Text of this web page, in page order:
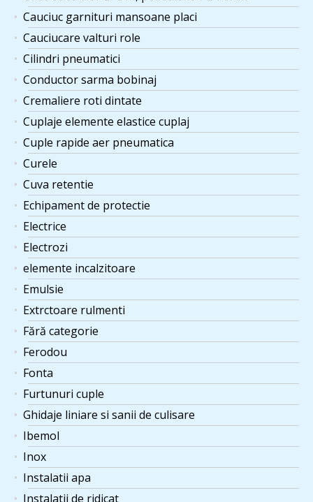
Cauciuc garnituri mansoane placi
Cauciucare valturi role
Cilindri pneumatici
Conductor sarma bobinaj
Cremaliere roti dintate
Cuplaje elemente elastice cuplaj
Cuple rapide aer pneumatica
Curele
Cuva retentie
Echipament de protectie
Electrice
Electrozi
elemente incalzitoare
Emulsie
Extrctoare rulmenti
Fără categorie
Ferodou
Fonta
Furtunuri cuple
Ghidaje liniare si sanii de culisare
Ibemol
Inox
Instalatii apa
Instalatii de ridicat